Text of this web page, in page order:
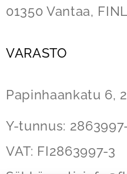
01350 Vantaa,
VARASTO
Papinhaankatu 6,
Y-tunnus:
VAT: FI2863997-3